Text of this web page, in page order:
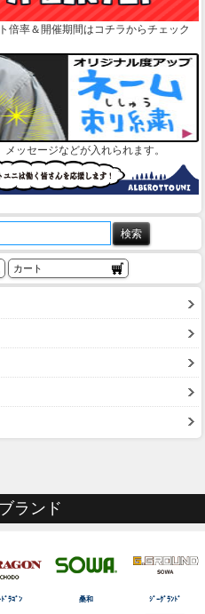
倍率＆開催期間はコチラからチェック
ッセージなどが入れられます。
カート
ランド
ﾞﾗｺﾞﾝ 桑和 ｼﾞｰｸﾞﾗﾝﾄﾞ